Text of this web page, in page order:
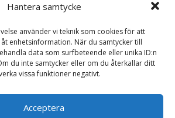
Hantera samtycke
använder vi teknik som cookies för att
enhetsinformation. När du samtycker till
data som surfbeteende eller unika ID:n
du inte samtycker eller om du återkallar ditt
vissa funktioner negativt.
Acceptera